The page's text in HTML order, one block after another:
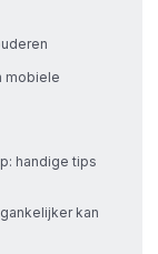
mobiele
handige tips
kan